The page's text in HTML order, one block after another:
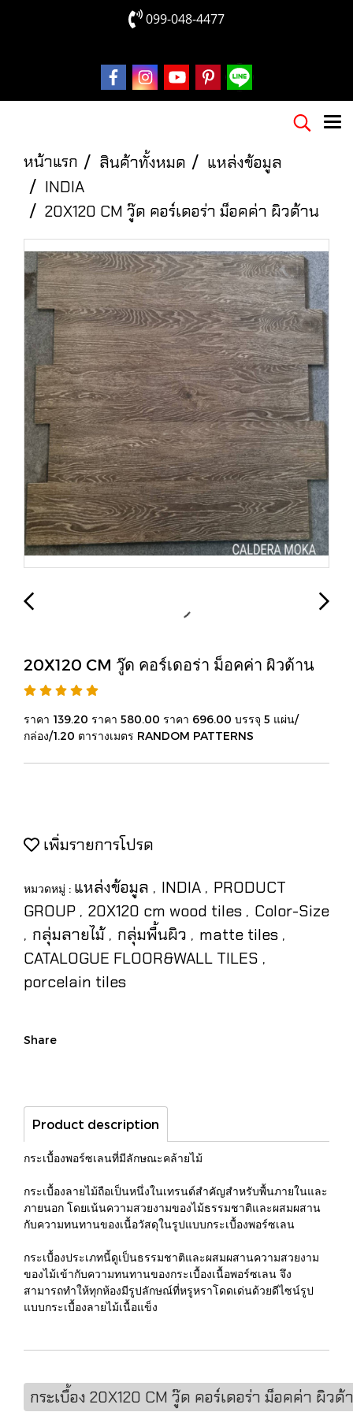
099-048-4477
หน้าแรก สินค้าทั้งหมด
แหล่งข้อมูล
INDIA
20X120 CM วู๊ด คอร์เดอร่า ม็อคค่า ผิวด้าน
20X120 CM วู๊ด คอร์เดอร่า ม็อคค่า ผิวด้าน
ราคา 139.20 ราคา 580.00 ราคา 696.00 บรรจุ 5 แผ่น/
กล่อง/1.20 ตารางเมตร RANDOM PATTERNS
เพิ่มรายการโปรด
หมวดหมู่ : แหล่งข้อมูล , INDIA , PRODUCT
GROUP , 20X120 cm wood tiles , Color-Size
, กลุ่มลายไม้ , กลุ่มพื้นผิว , matte tiles ,
CATALOGUE FLOOR&WALL TILES ,
porcelain tiles
Share
Product description
กระเบื้องพอร์ซเลนที่มีลักษณะคล้ายไม้
กระเบื้องลายไม้ถือเป็นหนึ่งในเทรนด์สำคัญสำหรับพื้นภายในและ
ภายนอก โดยเน้นความสวยงามของไม้ธรรมชาติและผสมผสาน
กับความทนทานของเนื้อวัสดุในรูปแบบกระเบื้องพอร์ซเลน
กระเบื้องประเภทนี้ดูเป็นธรรมชาติและผสมผสานความสวยงาม
ของไม้เข้ากับความทนทานของกระเบื้องเนื้อพอร์ซเลน จึง
สามารถทำให้ทุกห้องมีรูปลักษณ์ที่หรูหราโดดเด่นด้วยดีไซน์รูป
แบบกระเบื้องลายไม้เนื้อแข็ง
กระเบื้อง 20X120 CM วู๊ด คอร์เดอร่า ม็อคค่า ผิวด้